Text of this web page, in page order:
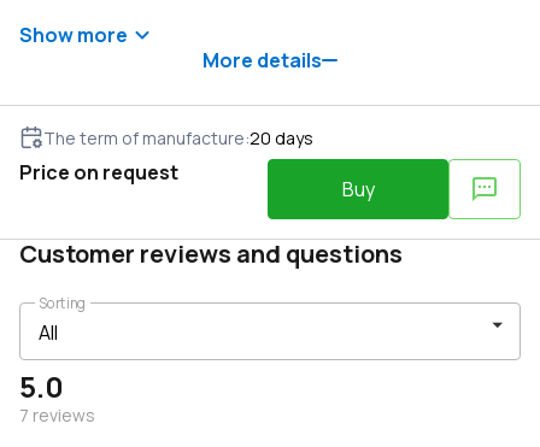
Show more
More details
The term of manufacture:20 days
Price on request
Buy
Customer reviews and questions
5.0
7 reviews
Sorting